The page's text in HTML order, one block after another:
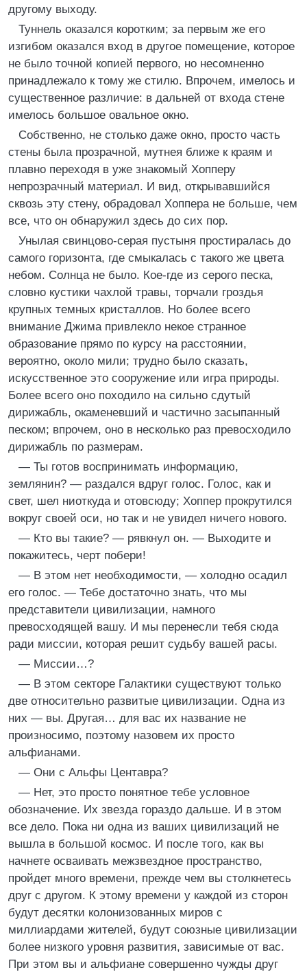
другому выходу.
Туннель оказался коротким; за первым же его
изгибом оказался вход в другое помещение, которое
не было точной копией первого, но несомненно
принадлежало к тому же стилю. Впрочем, имелось и
существенное различие: в дальней от входа стене
имелось большое овальное окно.
Собственно, не столько даже окно, просто часть
стены была прозрачной, мутнея ближе к краям и
плавно переходя в уже знакомый Хопперу
непрозрачный материал. И вид, открывавшийся
сквозь эту стену, обрадовал Хоппера не больше, чем
все, что он обнаружил здесь до сих пор.
Унылая свинцово-серая пустыня простиралась до
самого горизонта, где смыкалась с такого же цвета
небом. Солнца не было. Кое-где из серого песка,
словно кустики чахлой травы, торчали гроздья
крупных темных кристаллов. Но более всего
внимание Джима привлекло некое странное
образование прямо по курсу на расстоянии,
вероятно, около мили; трудно было сказать,
искусственное это сооружение или игра природы.
Более всего оно походило на сильно сдутый
дирижабль, окаменевший и частично засыпанный
песком; впрочем, оно в несколько раз превосходило
дирижабль по размерам.
— Ты готов воспринимать информацию,
землянин? — раздался вдруг голос. Голос, как и
свет, шел ниоткуда и отовсюду; Хоппер прокрутился
вокруг своей оси, но так и не увидел ничего нового.
— Кто вы такие? — рявкнул он. — Выходите и
покажитесь, черт побери!
— В этом нет необходимости, — холодно осадил
его голос. — Тебе достаточно знать, что мы
представители цивилизации, намного
превосходящей вашу. И мы перенесли тебя сюда
ради миссии, которая решит судьбу вашей расы.
— Миссии…?
— В этом секторе Галактики существуют только
две относительно развитые цивилизации. Одна из
них — вы. Другая… для вас их название не
произносимо, поэтому назовем их просто
альфианами.
— Они с Альфы Центавра?
— Нет, это просто понятное тебе условное
обозначение. Их звезда гораздо дальше. И в этом
все дело. Пока ни одна из ваших цивилизаций не
вышла в большой космос. И после того, как вы
начнете осваивать межзвездное пространство,
пройдет много времени, прежде чем вы столкнетесь
друг с другом. К этому времени у каждой из сторон
будут десятки колонизованных миров с
миллиардами жителей, будут союзные цивилизации
более низкого уровня развития, зависимые от вас.
При этом вы и альфиане совершенно чужды друг